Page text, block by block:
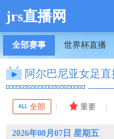
jrs直播网
全部赛事 世界杯直播
阿尔巴尼亚女足直
2026年08月07日 星期五